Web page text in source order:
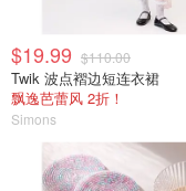
$19.99 $110.00
Twik 波点褶边短连衣裙
飘逸芭蕾风 2折！
Simons